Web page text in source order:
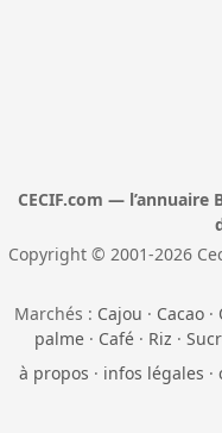
CECIF.com —
Copyright © 2001-2026
Marchés : Cajou · Cacao ·
palme· Café· Riz ·
à propos · infos légales ·